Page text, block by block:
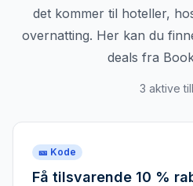
det kommer til hoteller,
overnatting. Her kan du
deals fra
3 aktive
🎫 Kode
Få tilsvarende 10 %